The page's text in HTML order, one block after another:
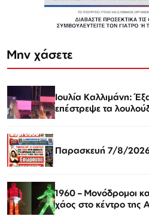
Μην χάσετε
Ιουλία Καλλιμάνη:
επέστρεψε τα
Παρασκευή 7/8/
1960 – Μονόδρομοι
χάος στο κέντρο της